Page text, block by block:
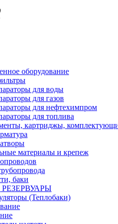
оборудование
для воды
для газов
для нефтехимпром
для топлива
картриджы,
материалы и крепеж
баки
(Теплобаки)